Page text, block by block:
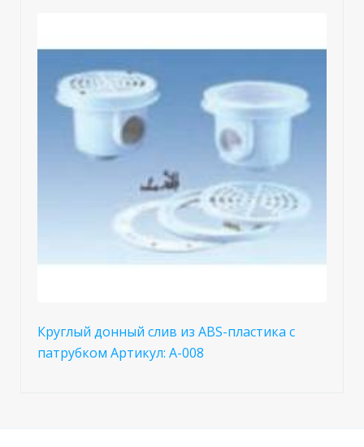
Круглый донный слив из ABS-пластика с
патрубком Артикул: A-008